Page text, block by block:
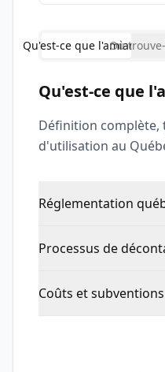
Qu'est-ce que l'amiante?
Où
Qu'est-ce que
Définition complète,
d'utilisation au
Réglementation
Processus de
Coûts et subventions